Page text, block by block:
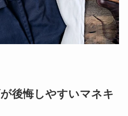
後悔しやすいマネキ